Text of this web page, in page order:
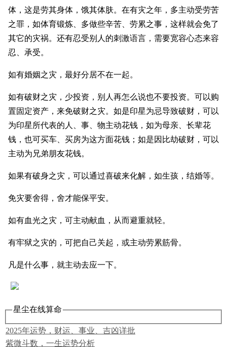
体，这是劳其身体，饿其体肤。在有灾之年，多主动受劳苦
之罪，如体育锻炼、多做些辛苦、劳累之事，这样就会免了
其它的灾祸。还有忍受别人的刺激语言，需要宽容心态来容
忍、承受。
如有婚姻之灾，最好分居不在一起。
如有破财之灾，少投资，别人再怎么说也不要投资。可以购
置固定资产，来免破财之灾。如是印星为忌导致破财，可以
为印星所代表的人、事、物主动花钱，如为母亲、长辈花
钱，也可买车、买房为这方面花钱；如是因比劫破财，可以
主动为兄弟朋友花钱。
如果有破身之灾，可以通过喜破来化解，如生孩，结婚等。
免灾要舍得，舍才能保平安。
如有血光之灾，可主动献血，从而避重就轻。
有牢狱之灾的，可把自己关起，或主动劳累筋骨。
凡是什么事，就主动去应一下。
星尘在线算命
2025年运势，财运、事业、吉凶详批
紫微斗数，一生运势分析